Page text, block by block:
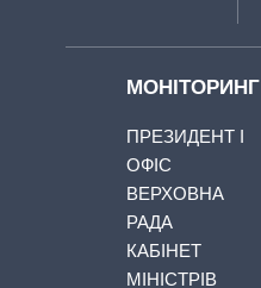
МОНІТОРИНГ
ПРЕЗИДЕНТ І
ОФІС
ВЕРХОВНА
РАДА
КАБІНЕТ
МІНІСТРІВ